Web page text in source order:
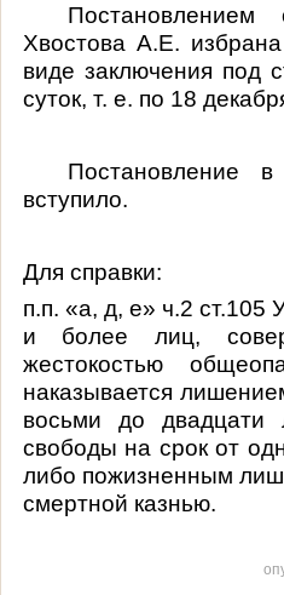
Хвостова А.Е.
виде заключения под
суток, т. е. по 18
Постановление
вступило.
Для справки:
п.п. «а, д, е» ч.2 ст.105
и более лиц,
жестокостью
наказывается
восьми до двадцати
свободы на срок от
либо пожизненным
смертной казнью.